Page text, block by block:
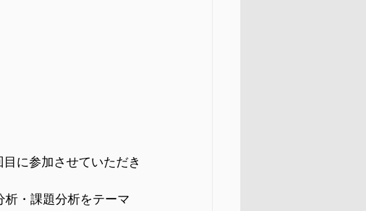
に参加させていただき
・課題分析をテーマ